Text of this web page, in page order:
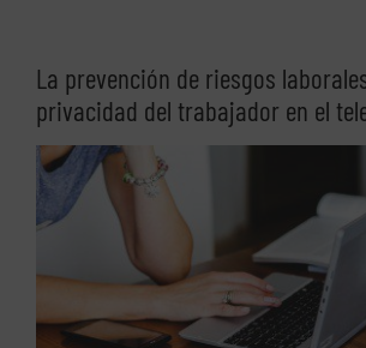
La prevención de riesgos
privacidad del trabajador en el
Ver
imagen